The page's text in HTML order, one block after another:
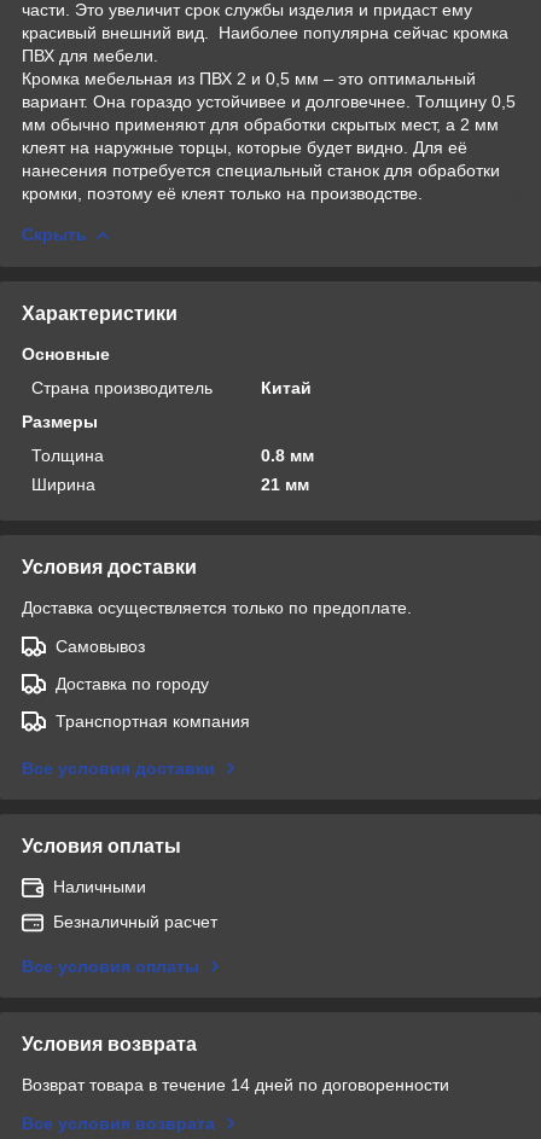
части. Это увеличит срок службы изделия и придаст ему
красивый внешний вид. Наиболее популярна сейчас кромка
ПВХ для мебели.
Кромка мебельная из ПВХ 2 и 0,5 мм – это оптимальный
вариант. Она гораздо устойчивее и долговечнее. Толщину 0,5
мм обычно применяют для обработки скрытых мест, а 2 мм
клеят на наружные торцы, которые будет видно. Для её
нанесения потребуется специальный станок для обработки
кромки, поэтому её клеят только на производстве.
Скрыть
Характеристики
Основные
Страна производитель
Китай
Размеры
Толщина
0.8 мм
Ширина
21 мм
Условия доставки
Доставка осуществляется только по предоплате.
Самовывоз
Доставка по городу
Транспортная компания
Все условия доставки
Условия оплаты
Наличными
Безналичный расчет
Все условия оплаты
Условия возврата
Возврат товара в течение 14 дней по договоренности
Все условия возврата